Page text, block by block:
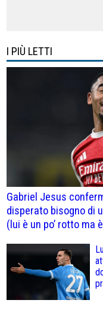
I PIÙ LETTI
Gabriel Jesus
disperato bisogno di
(lui è un po’ rotto ma